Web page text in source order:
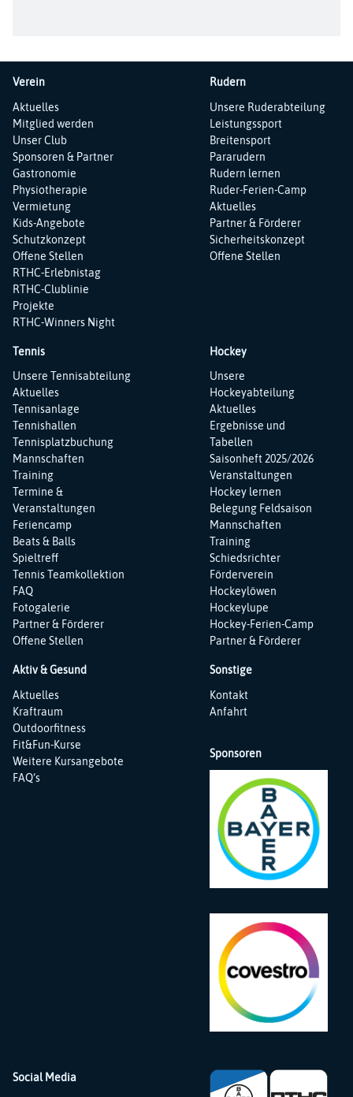
Verein
Navigation
überspringen
Aktuelles
Mitglied werden
Unser Club
Sponsoren & Partner
Gastronomie
Physiotherapie
Vermietung
Kids-Angebote
Schutzkonzept
Offene Stellen
RTHC-Erlebnistag
RTHC-Clublinie
Projekte
RTHC-Winners Night
Rudern
Navigation
überspringen
Unsere Ruderabteilung
Leistungssport
Breitensport
Pararudern
Rudern lernen
Ruder-Ferien-Camp
Aktuelles
Partner & Förderer
Sicherheitskonzept
Offene Stellen
Tennis
Navigation
überspringen
Unsere Tennisabteilung
Aktuelles
Tennisanlage
Tennishallen
Tennisplatzbuchung
Mannschaften
Training
Termine &
Veranstaltungen
Feriencamp
Beats & Balls
Spieltreff
Tennis Teamkollektion
FAQ
Fotogalerie
Partner & Förderer
Offene Stellen
Hockey
Navigation
überspringen
Unsere
Hockeyabteilung
Aktuelles
Ergebnisse und
Tabellen
Saisonheft 2025/2026
Veranstaltungen
Hockey lernen
Belegung Feldsaison
Mannschaften
Training
Schiedsrichter
Förderverein
Hockeylöwen
Hockeylupe
Hockey-Ferien-Camp
Partner & Förderer
Aktiv & Gesund
Navigation
überspringen
Aktuelles
Kraftraum
Outdoorfitness
Fit&Fun-Kurse
Weitere Kursangebote
FAQ‘s
Sonstige
Navigation
überspringen
Kontakt
Anfahrt
Sponsoren
Social Media